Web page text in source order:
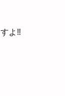
よ‼